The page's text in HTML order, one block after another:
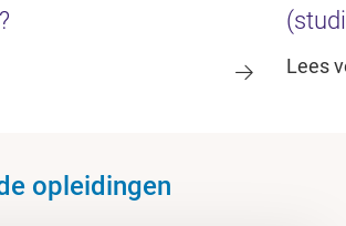
Lees
opleidingen